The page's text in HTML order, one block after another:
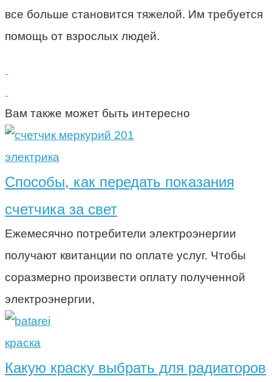
все больше становится тяжелой. Им требуется
помощь от взрослых людей.
Вам также может быть интересно
электрика
Способы, как передать показания
счетчика за свет
Ежемесячно потребители электроэнергии
получают квитанции по оплате услуг. Чтобы
соразмерно произвести оплату полученной
электроэнергии,
краска
Какую краску выбрать для радиаторов